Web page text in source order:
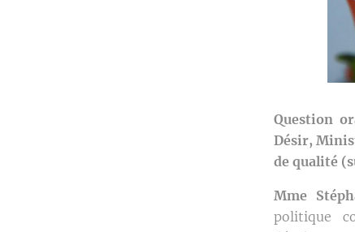
Question
Désir,
de qualité
Mme
politique